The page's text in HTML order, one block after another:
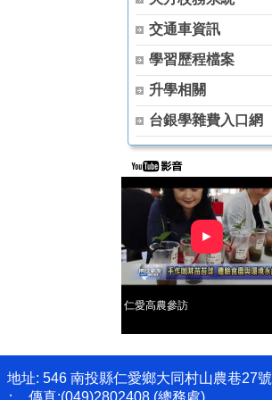
交通車資訊
學習歷程檔案
升學相關
台銀學雜費入口網
►
仁愛高農參訪
址: 546 南投縣仁愛鄉大同村山農巷27號
； 傳真:(049)2802408 (總務處)